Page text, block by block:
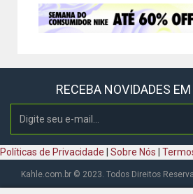
RECEBA NOVIDADES
Políticas de Privacidade Sobre Nós
Kahle.com.br © 2023. Todos Direitos